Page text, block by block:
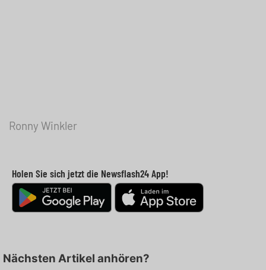
Ronny Winkler
Holen Sie sich jetzt die Newsflash24 App!
Nächsten Artikel anhören?